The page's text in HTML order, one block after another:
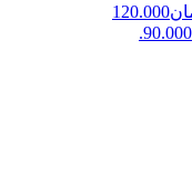
قیمت اصلی: تومان120.000